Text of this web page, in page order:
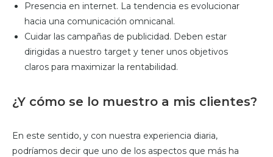
Presencia en internet. La tendencia es evolucionar
hacia una comunicación omnicanal.
Cuidar las campañas de publicidad. Deben estar
dirigidas a nuestro target y tener unos objetivos
claros para maximizar la rentabilidad.
¿Y cómo se lo muestro a mis clientes?
En este sentido, y con nuestra experiencia diaria,
podríamos decir que uno de los aspectos que más ha